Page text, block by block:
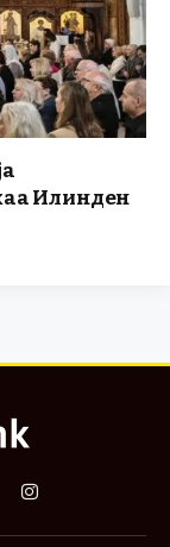
Илинден
Instagram